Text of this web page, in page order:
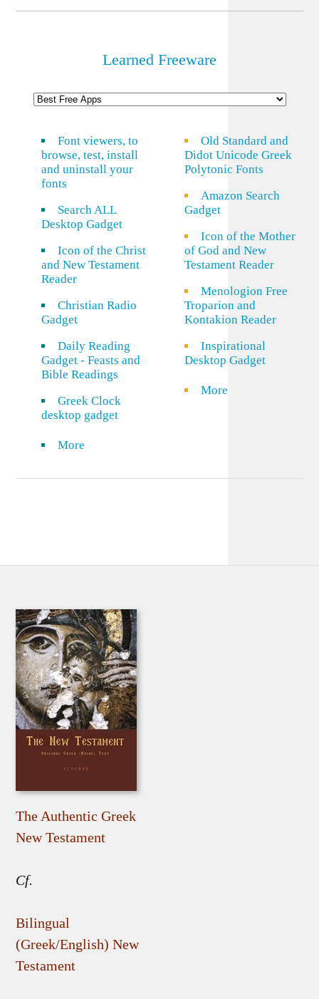
Learned Freeware
Font viewers, to
browse, test, install
and uninstall your
fonts
Search ALL
Desktop Gadget
Icon of the Christ
and New Testament
Reader
Christian Radio
Gadget
Daily Reading
Gadget - Feasts and
Bible Readings
Greek Clock
desktop gadget
More
Old Standard and
Didot Unicode Greek
Polytonic Fonts
Amazon Search
Gadget
Icon of the Mother
of God and New
Testament Reader
Menologion Free
Troparion and
Kontakion Reader
Inspirational
Desktop Gadget
More
The Authentic Greek
New Testament
Cf.
Bilingual
(Greek/English) New
Testament